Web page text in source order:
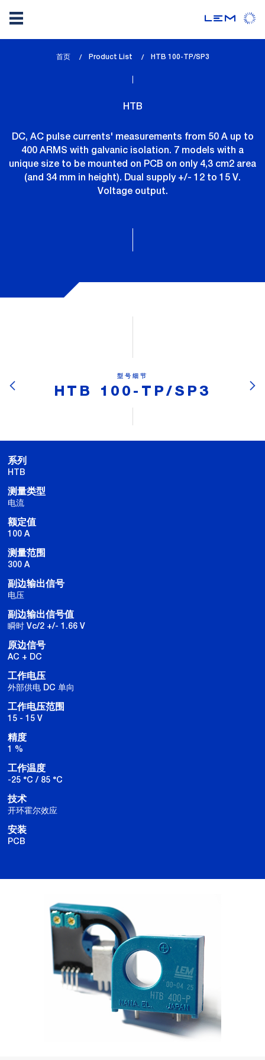
首页 Product List
lem_current_page
HTB 100-TP/SP3
HTB
DC, AC pulse currents' measurements from 50 A up to
400 ARMS with galvanic isolation. 7 models with a
unique size to be mounted on PCB on only 4,3 cm2 area
(and 34 mm in height). Dual supply +/- 12 to 15 V.
Voltage output.
型号细节
HTB 100-TP/SP3
系列
HTB
测量类型
电流
额定值
100 A
测量范围
300 A
副边输出信号
电压
副边输出信号值
瞬时 Vc/2 +/- 1.66 V
原边信号
AC + DC
工作电压
外部供电 DC 单向
工作电压范围
15 - 15 V
精度
1 %
工作温度
-25 °C / 85 °C
技术
开环霍尔效应
安装
PCB